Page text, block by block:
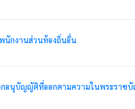
นักงานส่วนท้องถิ่นอื่น
อนุบัญญัติที่ออกตามความในพระราช